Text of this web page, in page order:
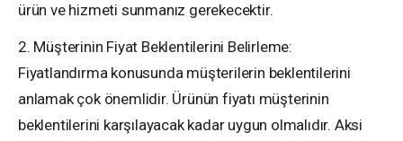
ürün ve hizmeti sunmanız gerekecektir.
2. Müşterinin Fiyat Beklentilerini Belirleme:
Fiyatlandırma konusunda müşterilerin beklentilerini
anlamak çok önemlidir. Ürünün fiyatı müşterinin
beklentilerini karşılayacak kadar uygun olmalıdır. Aksi